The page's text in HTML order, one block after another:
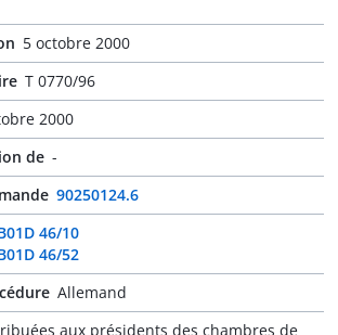
5 octobre 2000
T 0770/96
2000
de -
90250124.6
46/10
46/52
Allemand
aux présidents des chambres de